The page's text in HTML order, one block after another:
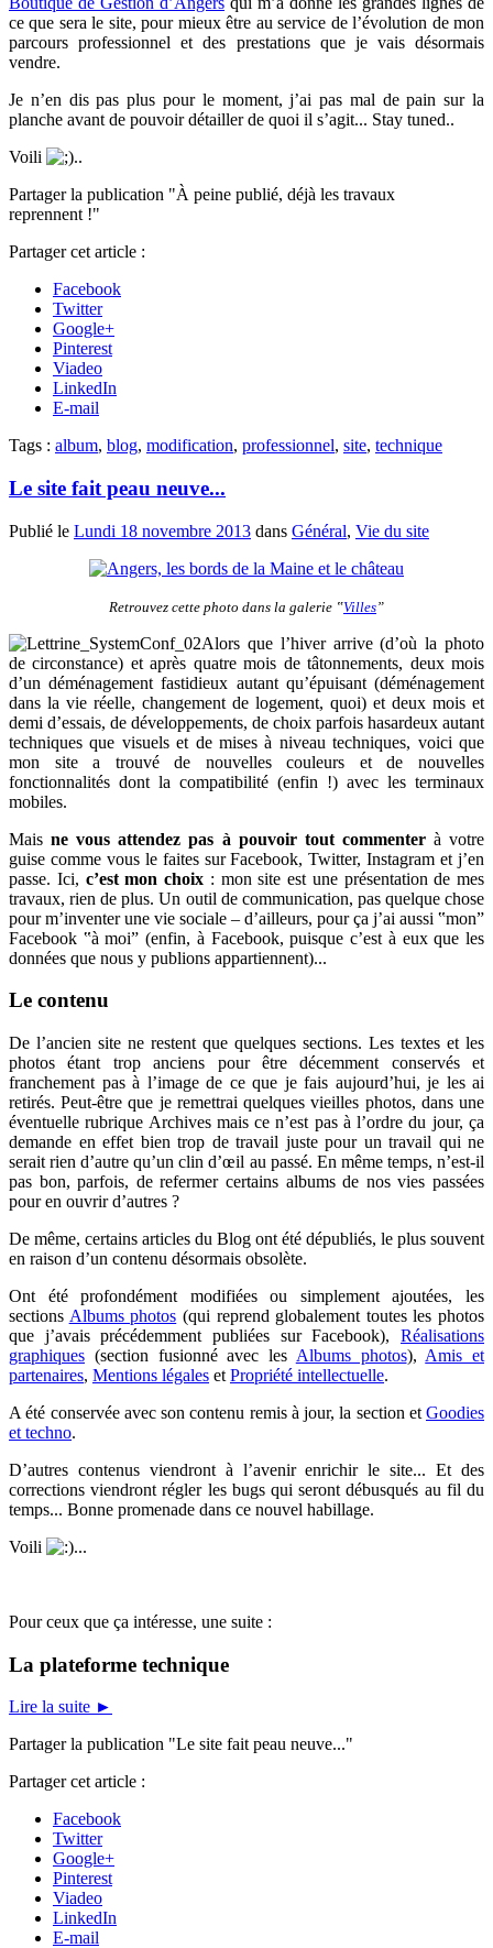
ce que sera le site, pour mieux être au service de l’évolution de mon
parcours professionnel et des prestations que je vais désormais
vendre.
Je n’en dis pas plus pour le moment, j’ai pas mal de pain sur la
planche avant de pouvoir détailler de quoi il s’agit... Stay tuned..
Voili
..
Partager la publication "À peine publié, déjà les travaux
reprennent !"
Partager cet article :
Facebook
Twitter
Google+
Pinterest
Viadeo
LinkedIn
E-mail
Tags : album, blog, modification, professionnel, site, technique
Le site fait peau neuve...
Publié le Lundi 18 novembre 2013 dans Général, Vie du site
Retrouvez cette photo dans la galerie ‟Villes”
Alors que l’hiver arrive (d’où la photo
de circonstance) et après quatre mois de tâtonnements, deux mois
d’un déménagement fastidieux autant qu’épuisant (déménagement
dans la vie réelle, changement de logement, quoi) et deux mois et
demi d’essais, de développements, de choix parfois hasardeux autant
techniques que visuels et de mises à niveau techniques, voici que
mon site a trouvé de nouvelles couleurs et de nouvelles
fonctionnalités dont la compatibilité (enfin !) avec les terminaux
mobiles.
Maisne vous attendez pas à pouvoir tout commenterà votre
guise comme vous le faites sur Facebook, Twitter, Instagram et j’en
passe. Ici, c’est mon choix : mon site est une présentation de mes
travaux, rien de plus. Un outil de communication, pas quelque chose
pour m’inventer une vie sociale – d’ailleurs, pour ça j’ai aussi ‟mon”
Facebook ‟à moi” (enfin, à Facebook, puisque c’est à eux que les
données que nous y publions appartiennent)...
Le contenu
De l’ancien site ne restent que quelques sections. Les textes et les
photos étant trop anciens pour être décemment conservés et
franchement pas à l’image de ce que je fais aujourd’hui, je les ai
retirés. Peut-être que je remettrai quelques vieilles photos, dans une
éventuelle rubrique Archives mais ce n’est pas à l’ordre du jour, ça
demande en effet bien trop de travail juste pour un travail qui ne
serait rien d’autre qu’un clin d’œil au passé. En même temps, n’est-il
pas bon, parfois, de refermer certains albums de nos vies passées
pour en ouvrir d’autres ?
De même, certains articles du Blog ont été dépubliés, le plus souvent
en raison d’un contenu désormais obsolète.
Ont été profondément modifiées ou simplement ajoutées, les
sections Albums photos (qui reprend globalement toutes les photos
que j’avais précédemment publiées sur Facebook), Réalisations
graphiques (section fusionné avec les Albums photos), Amis et
partenaires, Mentions légales et Propriété intellectuelle.
A été conservée avec son contenu remis à jour, la section et Goodies
et techno.
D’autres contenus viendront à l’avenir enrichir le site... Et des
corrections viendront régler les bugs qui seront débusqués au fil du
temps... Bonne promenade dans ce nouvel habillage.
Voili
...
Pour ceux que ça intéresse, une suite :
La plateforme technique
Lire la suite ►
Partager la publication "Le site fait peau neuve..."
Partager cet article :
Facebook
Twitter
Google+
Pinterest
Viadeo
LinkedIn
E-mail